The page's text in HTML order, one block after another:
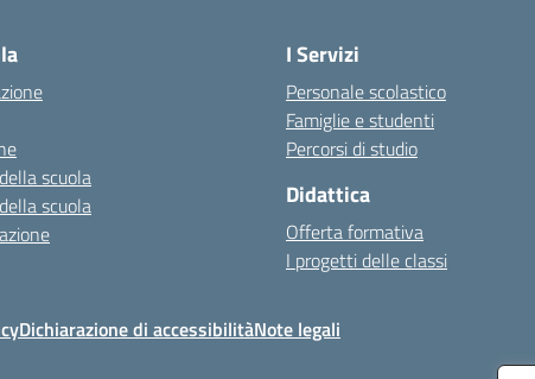
scuola
scuola
I Servizi
Personale scolastico
Famiglie e studenti
Percorsi di studio
Didattica
Offerta formativa
I progetti delle classi
Dichiarazione di accessibilitàNote legali